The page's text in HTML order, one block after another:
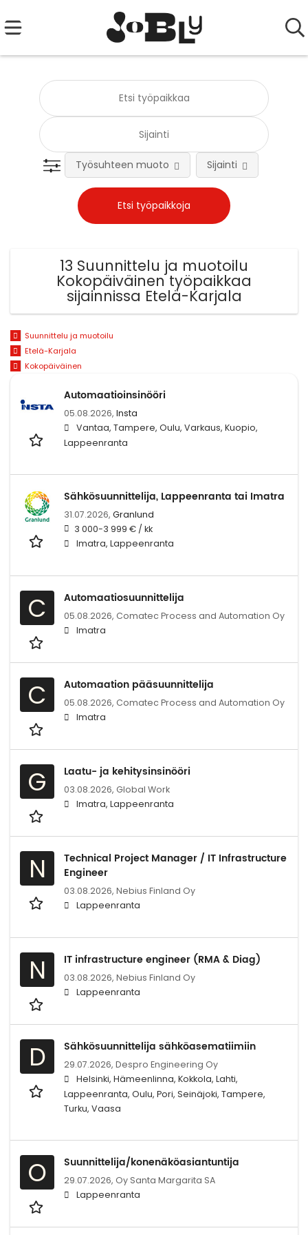
Työsuhteen muoto Sijainti
13 Suunnittelu ja muotoilu
Kokopäiväinen työpaikkaa
sijainnissa Etelä-Karjala
Suunnittelu ja muotoilu
Etelä-Karjala
Kokopäiväinen
Automaatioinsinööri
05.08.2026, Insta
Vantaa, Tampere, Oulu, Varkaus, Kuopio,
Lappeenranta
Sähkösuunnittelija, Lappeenranta tai Imatra
31.07.2026, Granlund
3 000-3 999 € / kk
Imatra, Lappeenranta
C Automaatiosuunnittelija
05.08.2026, Comatec Process and Automation Oy
Imatra
C Automaation pääsuunnittelija
05.08.2026, Comatec Process and Automation Oy
Imatra
G Laatu- ja kehitysinsinööri
03.08.2026, Global Work
Imatra, Lappeenranta
N
Technical Project Manager / IT Infrastructure
Engineer
03.08.2026, Nebius Finland Oy
Lappeenranta
N IT infrastructure engineer (RMA & Diag)
03.08.2026, Nebius Finland Oy
Lappeenranta
D Sähkösuunnittelija sähköasematiimiin
29.07.2026, Despro Engineering Oy
Helsinki, Hämeenlinna, Kokkola, Lahti,
Lappeenranta, Oulu, Pori, Seinäjoki, Tampere,
Turku, Vaasa
O Suunnittelija/konenäköasiantuntija
29.07.2026, Oy Santa Margarita SA
Lappeenranta